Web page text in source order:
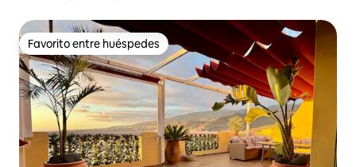
Favorito entre huéspedes
Favorito entre huéspedes